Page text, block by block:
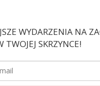
WYDARZENIA NA
TWOJEJ SKRZYNCE!